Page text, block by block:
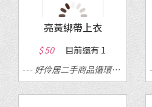
亮黃綁帶上衣
$ 50 目前還有 1
---好伶居二手商品循環店 ---